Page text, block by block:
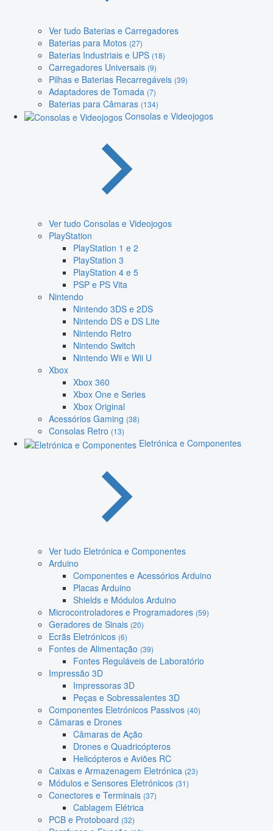
Ver tudo Baterias e Carregadores
Baterias para Motos (27)
Baterias Industriais e UPS (18)
Carregadores Universais (9)
Pilhas e Baterias Recarregáveis (39)
Adaptadores de Tomada (7)
Baterias para Câmaras (134)
Consolas e Videojogos
Ver tudo Consolas e Videojogos
PlayStation
PlayStation 1 e 2
PlayStation 3
PlayStation 4 e 5
PSP e PS Vita
Nintendo
Nintendo 3DS e 2DS
Nintendo DS e DS Lite
Nintendo Retro
Nintendo Switch
Nintendo Wii e Wii U
Xbox
Xbox 360
Xbox One e Series
Xbox Original
Acessórios Gaming (38)
Consolas Retro (13)
Eletrónica e Componentes
Ver tudo Eletrónica e Componentes
Arduino
Componentes e Acessórios Arduino
Placas Arduino
Shields e Módulos Arduino
Microcontroladores e Programadores (59)
Geradores de Sinais (20)
Ecrãs Eletrónicos (6)
Fontes de Alimentação (39)
Fontes Reguláveis de Laboratório
Impressão 3D
Impressoras 3D
Peças e Sobressalentes 3D
Componentes Eletrónicos Passivos (40)
Câmaras e Drones
Câmaras de Ação
Drones e Quadricópteros
Helicópteros e Aviões RC
Caixas e Armazenagem Eletrónica (23)
Módulos e Sensores Eletrónicos (31)
Conectores e Terminais (37)
Cablagem Elétrica
PCB e Protoboard (32)